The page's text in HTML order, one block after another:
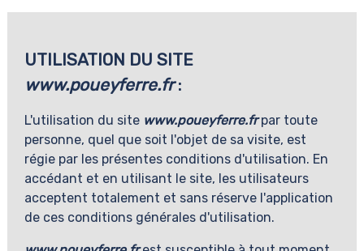
UTILISATION DU SITE
www.poueyferre.fr:
L'utilisation du site www.poueyferre.frpar toute
personne, quel que soit l'objet de sa visite, est
régie par les présentes conditions d'utilisation. En
accédant et en utilisant le site, les utilisateurs
acceptent totalement et sans réserve l'application
de ces conditions générales d'utilisation.